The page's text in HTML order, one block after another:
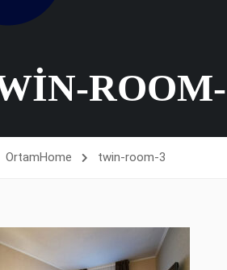
OrtamHome twin-room-3